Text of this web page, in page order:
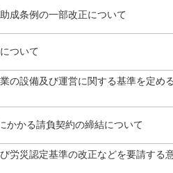
成条例の一部改正について
ついて
の設備及び運営に関する基準を定める
かかる請負契約の締結について
労災認定基準の改正などを要請する